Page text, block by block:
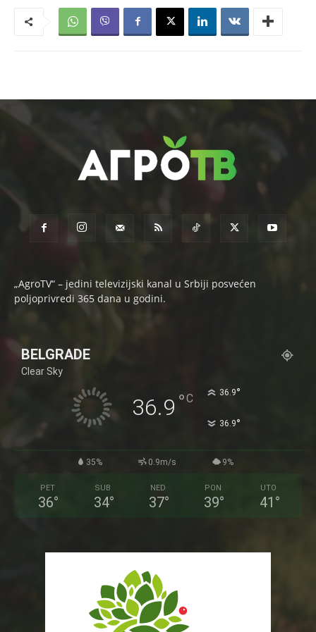
„AgroTV“ – jedini televizijski kanal u Srbiji posvećen
poljoprivredi 365 dana u godini.
BELGRADE
Clear Sky
36.9 °C 36.9°
36.9°
35% 0.9m/s 9%
PET
36°
SUB
34°
NED
37°
PON
39°
UTO
41 °